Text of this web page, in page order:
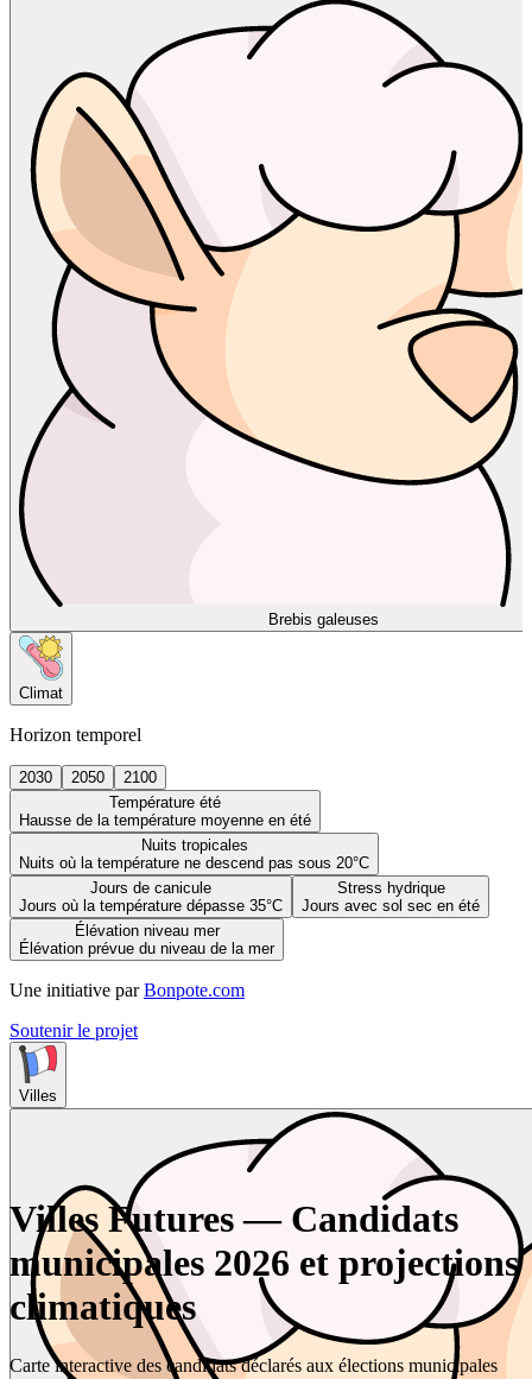
Brebis galeuses
Climat
Horizon temporel
2030 2050
2100
Température été
Hausse de la température moyenne en été
Nuits tropicales
Nuits où la température ne descend pas sous 20°C
Jours de canicule
Jours où la température dépasse 35°C
Stress hydrique
Jours avec sol sec en été
Élévation niveau mer
Élévation prévue du niveau de la mer
Une initiative par Bonpote.com
Soutenir le projet
Villes
Villes Futures — Candidats
municipales 2026 et projections
climatiques
Carte interactive des candidats déclarés aux élections municipales